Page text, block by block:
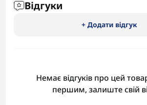
Відгуки
+ Додати відгук
Немає відгуків про цей
першим, залиште свій